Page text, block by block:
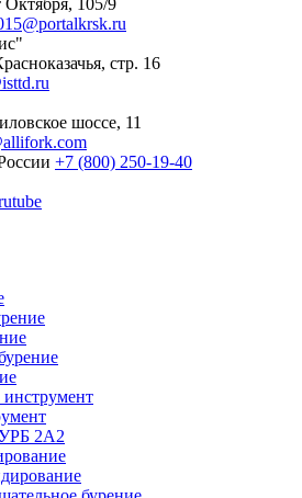
Октября, 105/9
стр. 16
шоссе, 11
+7 (800) 250-19-40
УРБ 2А2